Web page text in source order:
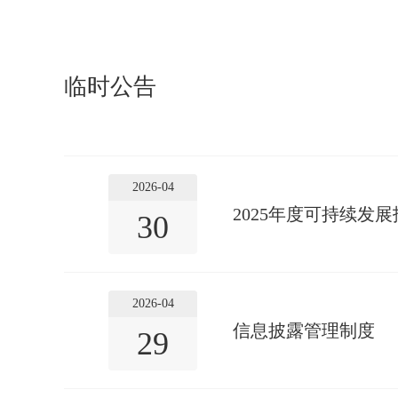
临时公告
2026-04
30 2025年度可持续发展
2026-04
29 信息披露管理制度